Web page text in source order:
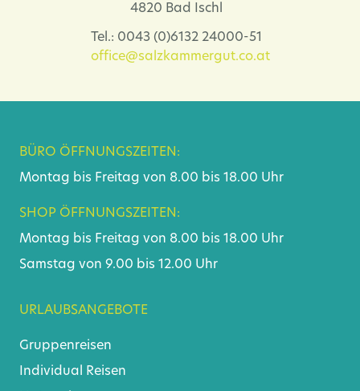
4820 Bad Ischl
Tel.: 0043 (0)6132 24000-51
office@salzkammergut.co.at
BÜRO ÖFFNUNGSZEITEN:
Montag bis Freitag von 8.00 bis 18.00 Uhr
SHOP ÖFFNUNGSZEITEN:
Montag bis Freitag von 8.00 bis 18.00 Uhr
Samstag von 9.00 bis 12.00 Uhr
URLAUBSANGEBOTE
Gruppenreisen
Individual Reisen